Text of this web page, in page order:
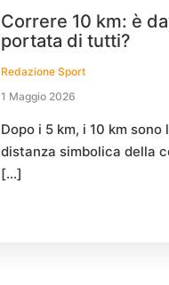
Correre 10 km: è
portata di tutti?
Redazione Sport
1 Maggio 2026
Dopo i 5 km, i 10 km sono
distanza simbolica della
[…]